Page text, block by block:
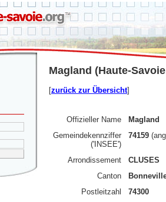
Magland (Haute-
[zurück zur Übersicht]
Offizieller Name
Magland
Gemeindekennziffer
('INSEE')
74159
Arrondissement
CLUSES
Canton
Postleitzahl
74300